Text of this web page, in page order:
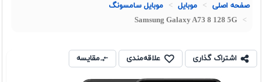
صفحه اصلی موبايل موبایل سامسونگ
Samsung Galaxy A73 8 128 5G
اشتراک گذاری علاقه‌مندی مقایسه